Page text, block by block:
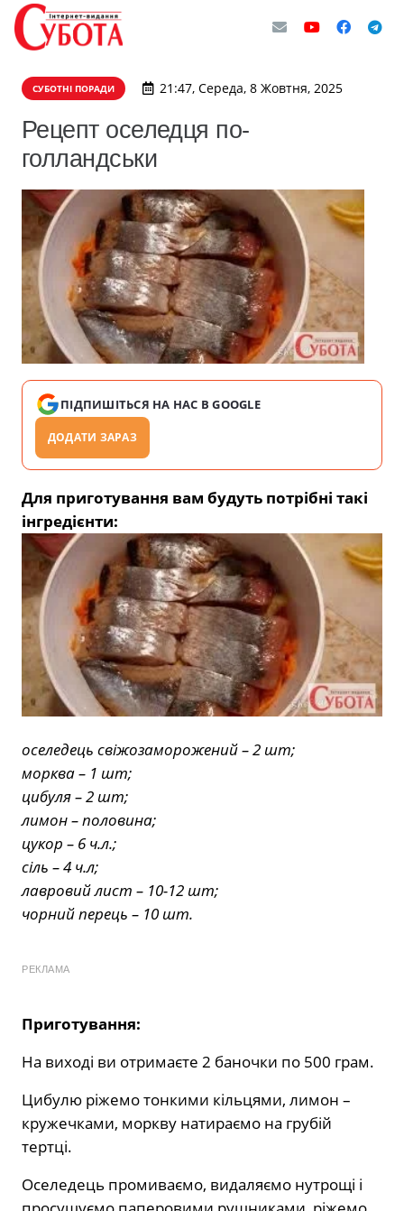
СУБОТНІ ПОРАДИ 21:47, Середа, 8 Жовтня, 2025
Рецепт оселедця по-
голландськи
ПІДПИШІТЬСЯ НА НАС В GOOGLE
ДОДАТИ ЗАРАЗ
Для приготування вам будуть потрібні такі
інгредієнти:
оселедець свіжозаморожений – 2 шт;
морква – 1 шт;
цибуля – 2 шт;
лимон – половина;
цукор – 6 ч.л.;
сіль – 4 ч.л;
лавровий лист – 10-12 шт;
чорний перець – 10 шт.
РЕКЛАМА
Приготування:
На виході ви отримаєте 2 баночки по 500 грам.
Цибулю ріжемо тонкими кільцями, лимон –
кружечками, моркву натираємо на грубій
тертці.
Оселедець промиваємо, видаляємо нутрощі і